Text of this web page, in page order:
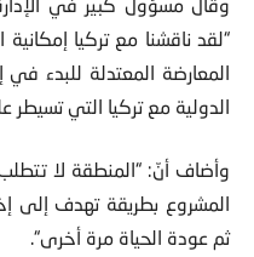
“لقد ناقشنا مع تركيا
المعارضة المعتدلة للبدء
الدولية مع تركيا التي تسيطر
المشروع بطريقة تهدف إلى
ثم عودة الحياة مرة أخرى“.